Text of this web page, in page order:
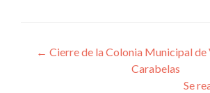
Navegación
← Cierre de la Colonia Municipal de
Carabelas
Se